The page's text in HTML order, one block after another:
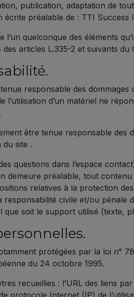
publication, adaptation de
préalable de : TTI Success
quelconque des éléments
articles L.335-2 et suivants du
responsable des dommages
l’utilisation d’un matériel ne
être tenue responsable des
du site .
questions dans l’espace
demeure préalable, tout
relatives à la protection
civile et/ou pénale
soit le support utilisé (texte,
protégées par la loi n°
du 24 octobre 1995.
recueillies : l’URL des liens
protocole Internet (IP) de